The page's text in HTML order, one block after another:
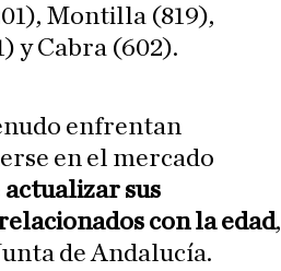
Montilla (819),
y Cabra (602).
enfrentan
en el mercado
actualizar sus
con la edad,
de Andalucía.